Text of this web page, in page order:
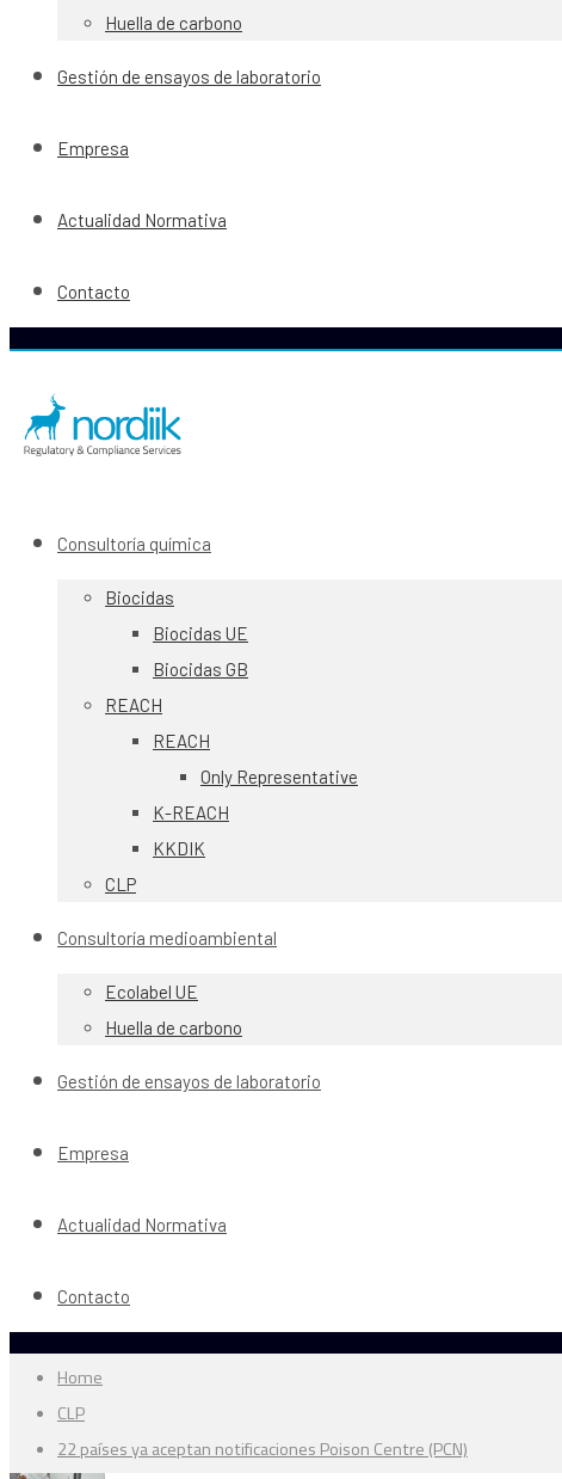
Huella de carbono
Gestión de ensayos de laboratorio
Empresa
Actualidad Normativa
Contacto
Consultoría química
Biocidas
Biocidas UE
Biocidas GB
REACH
REACH
Only Representative
K-REACH
KKDIK
CLP
Consultoría medioambiental
Ecolabel UE
Huella de carbono
Gestión de ensayos de laboratorio
Empresa
Actualidad Normativa
Contacto
Home
CLP
22 países ya aceptan notificaciones Poison Centre (PCN)